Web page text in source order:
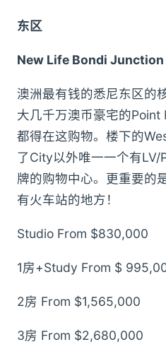
东区
New Life Bondi Junction
澳洲最有钱的悉尼东区的
大几千万澳币豪宅的
都得在这购物。楼下的
了City以外唯一一个有
牌的购物中心。更重要的
有火车站的地方！
Studio From $830,000
1房+Study From $
2房 From $1,565,000
3房 From $2,680,000